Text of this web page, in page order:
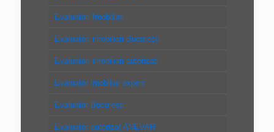
Evaluatori Imobiliari
Evaluatori imobiliari Bucureşti
Evaluatori imobiliari autorizaţi
Evaluator imobiliar expert
Evaluator Bucureşti
Evaluator autorizat ANEVAR